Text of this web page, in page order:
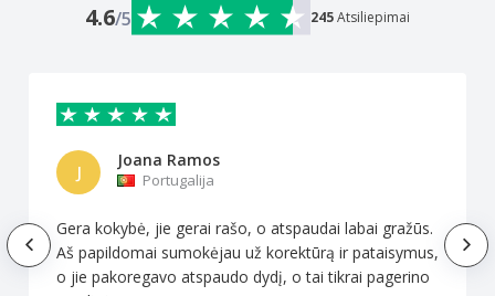
4.6/5 245Atsiliepimai
J
Joana Ramos
Portugalija
Gera kokybė, jie gerai rašo, o atspaudai labai gražūs.
Aš papildomai sumokėjau už korektūrą ir pataisymus,
o jie pakoregavo atspaudo dydį, o tai tikrai pagerino